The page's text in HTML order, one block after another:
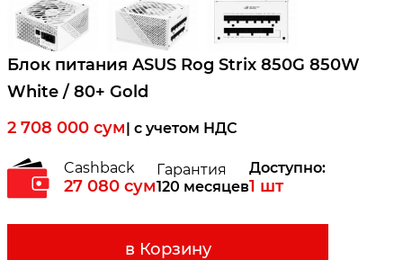
Блок питания ASUS Rog Strix 850G 850W
White / 80+ Gold
2 708 000 сум| c учетом НДС
Cashback
27 080 сум
Гарантия
120 месяцев
Доступно:
1 шт
в Корзину